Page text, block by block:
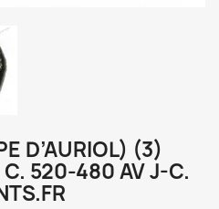
D’AURIOL) (3)
520-480 AV J-C.